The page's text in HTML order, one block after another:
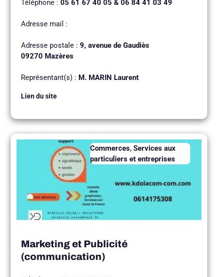
Téléphone : 05 61 67 40 05 & 06 84 41 03 49
Adresse mail :
Adresse postale : 9, avenue de Gaudiès
09270 Mazères
Représentant(s) : M. MARIN Laurent
Lien du site
Commerces,Services aux
particuliers et entreprises
Marketing et Publicité
(communication)